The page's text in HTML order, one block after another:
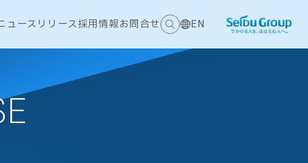
ュースリリース採用情報お問合せ EN